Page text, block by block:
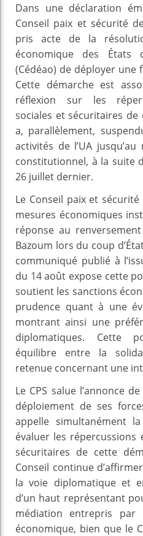
Dans une déclaration
Conseil paix et sécurité
pris acte de la
économique des États
(Cédéao) de déployer une
Cette démarche est
réflexion sur les
sociales et sécuritaires de
a, parallèlement,
activités de l’UA
constitutionnel, à la suite
26 juillet dernier.
Le Conseil paix et sécurité
mesures économiques
réponse au
Bazoum lors du coup
communiqué publié à
du 14 août expose cette
soutient les sanctions
prudence quant à une
montrant ainsi une
diplomatiques. Cette
équilibre entre la
retenue concernant une
Le CPS salue l’annonce
déploiement de ses
appelle simultanément
évaluer les répercussions
sécuritaires de cette
Conseil continue
la voie diplomatique et
d’un haut représentant
médiation entrepris par
économique, bien que le